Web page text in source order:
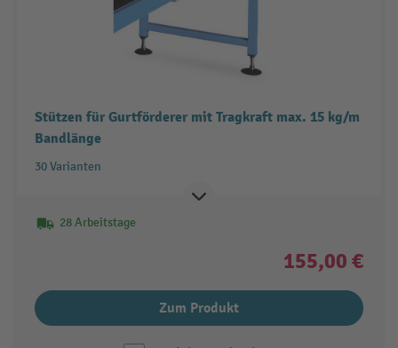
Stützen für Gurtförderer mit Tragkraft max. 15 kg/m
Bandlänge
30 Varianten
28 Arbeitstage
155,00 €
Zum Produkt